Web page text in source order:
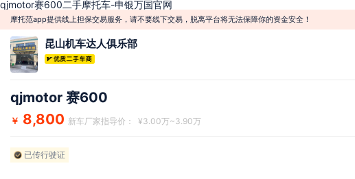
qjmotor赛600二手摩托车-申银万国官网
摩托范app提供线上担保交易服务，请不要线下交易，脱离平台将无法保障你的资金安全！
昆山机车达人俱乐部
qjmotor 赛600
￥ 8,800 新车厂家指导价： ¥3.00万~3.90万
已传行驶证